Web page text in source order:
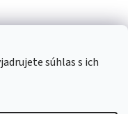
súhlas s ich